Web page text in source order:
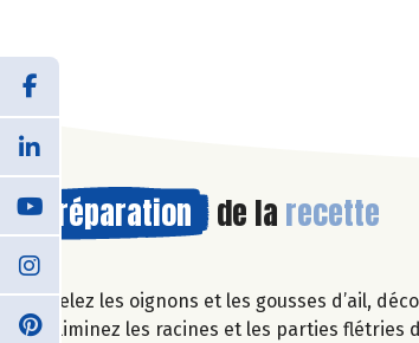
Préparation de la recette
Pelez les oignons et les gousses d’ail,
Eliminez les racines et les parties